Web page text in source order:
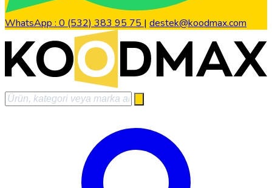
WhatsApp : 0 (532) 383 95 75 | destek@koodmax.com